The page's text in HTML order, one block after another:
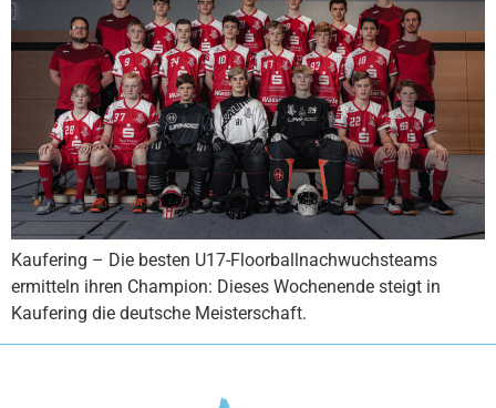
Kaufering – Die besten U17-Floorballnachwuchsteams
ermitteln ihren Champion: Dieses Wochenende steigt in
Kaufering die deutsche Meisterschaft.